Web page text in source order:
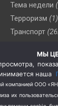
Тема недели
Терроризм (1)
Транспорт
(76)
Цены (2)
Школа и
Экология (8)
МЫ
наша
компанией ООО
их